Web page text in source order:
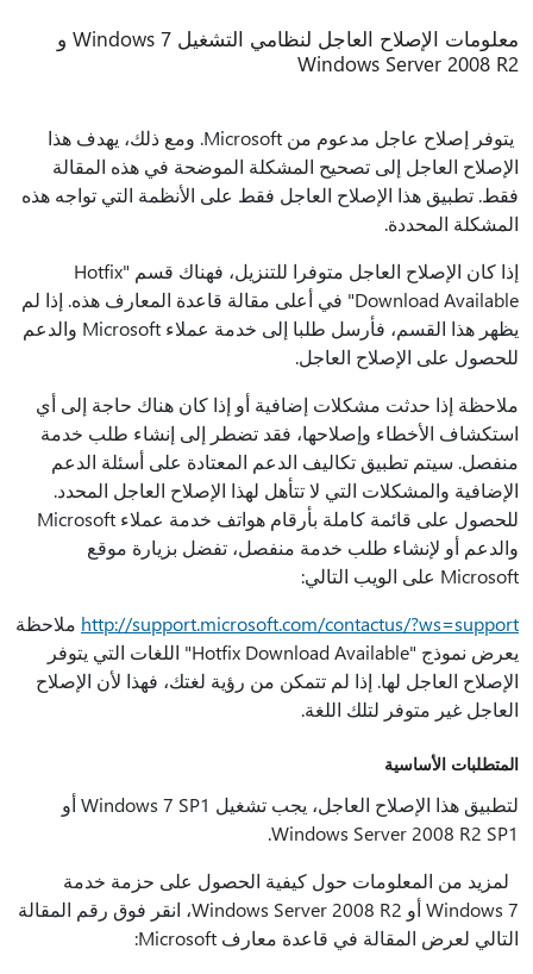
معلومات الإصلاح العاجل لنظامي التشغيل Windows 7 و
Windows Server 2008 R2
يتوفر إصلاح عاجل مدعوم من Microsoft. ومع ذلك، يهدف هذا
الإصلاح العاجل إلى تصحيح المشكلة الموضحة في هذه المقالة
فقط. تطبيق هذا الإصلاح العاجل فقط على الأنظمة التي تواجه هذه
المشكلة المحددة.
إذا كان الإصلاح العاجل متوفرا للتنزيل، فهناك قسم "Hotfix
Download Available" في أعلى مقالة قاعدة المعارف هذه. إذا لم
يظهر هذا القسم، فأرسل طلبا إلى خدمة عملاء Microsoft والدعم
للحصول على الإصلاح العاجل.
ملاحظة إذا حدثت مشكلات إضافية أو إذا كان هناك حاجة إلى أي
استكشاف الأخطاء وإصلاحها، فقد تضطر إلى إنشاء طلب خدمة
منفصل. سيتم تطبيق تكاليف الدعم المعتادة على أسئلة الدعم
الإضافية والمشكلات التي لا تتأهل لهذا الإصلاح العاجل المحدد.
للحصول على قائمة كاملة بأرقام هواتف خدمة عملاء Microsoft
والدعم أو لإنشاء طلب خدمة منفصل، تفضل بزيارة موقع
Microsoft على الويب التالي:
http://support.microsoft.com/contactus/?ws=support ملاحظة
يعرض نموذج "Hotfix Download Available" اللغات التي يتوفر
الإصلاح العاجل لها. إذا لم تتمكن من رؤية لغتك، فهذا لأن الإصلاح
العاجل غير متوفر لتلك اللغة.
المتطلبات الأساسية
لتطبيق هذا الإصلاح العاجل، يجب تشغيل Windows 7 SP1 أو
Windows Server 2008 R2 SP1.
لمزيد من المعلومات حول كيفية الحصول على حزمة خدمة
Windows 7 أو Windows Server 2008 R2، انقر فوق رقم المقالة
التالي لعرض المقالة في قاعدة معارف Microsoft: